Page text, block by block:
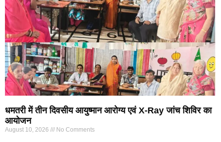
धमतरी में तीन दिवसीय आयुष्मान आरोग्य एवं X-Ray जांच शिविर का
आयोजन
August 10, 2026 No Comments